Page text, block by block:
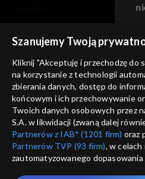
informacje o dostawcy usług
Szanujemy Twoją
Kliknij "Akceptuję i przechodzę do
na korzystanie z technologii
zbierania danych, dostęp do
końcowym i ich przechowywanie
Twoich danych osobowych przez
S.A. w likwidacji (zwaną dalej
Partnerów z IAB* (1201 firm) oraz
Partnerów TVP (93 firm), w
zautomatyzowanego